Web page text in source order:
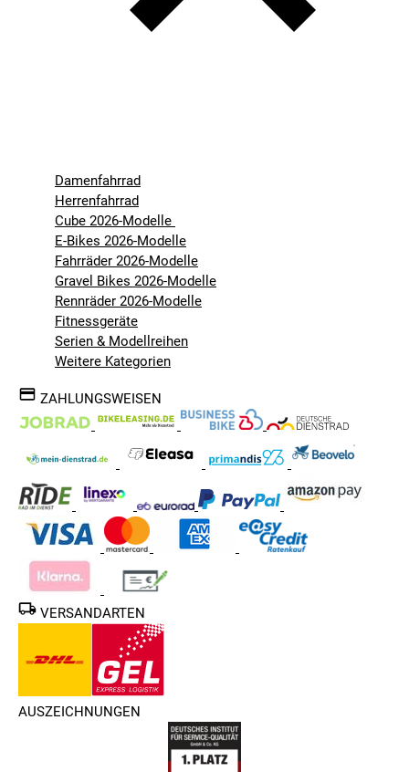
Damenfahrrad
Herrenfahrrad
Cube 2026-Modelle
E-Bikes 2026-Modelle
Fahrräder 2026-Modelle
Gravel Bikes 2026-Modelle
Rennräder 2026-Modelle
Fitnessgeräte
Serien & Modellreihen
Weitere Kategorien
ZAHLUNGSWEISEN
VERSANDARTEN
AUSZEICHNUNGEN